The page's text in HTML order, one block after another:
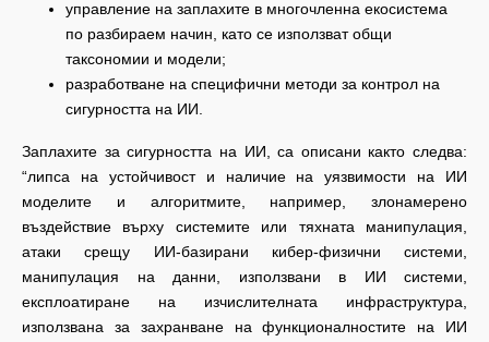
управление на заплахите в многочленна екосистема
по разбираем начин, като се използват общи
таксономии и модели;
разработване на специфични методи за контрол на
сигурността на ИИ.
Заплахите за сигурността на ИИ, са описани както следва:
“липса на устойчивост и наличие на уязвимости на ИИ
моделите и алгоритмите, например, злонамерено
въздействие върху системите или тяхната манипулация,
атаки срещу ИИ-базирани кибер-физични системи,
манипулация на данни, използвани в ИИ системи,
експлоатиране на изчислителната инфраструктура,
използвана за захранване на функционалностите на ИИ